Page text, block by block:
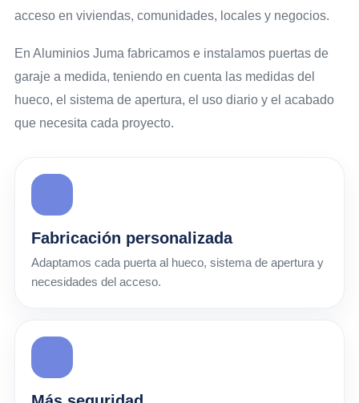
acceso en viviendas, comunidades, locales y negocios.
En Aluminios Juma fabricamos e instalamos puertas de
garaje a medida, teniendo en cuenta las medidas del
hueco, el sistema de apertura, el uso diario y el acabado
que necesita cada proyecto.
Fabricación personalizada
Adaptamos cada puerta al hueco, sistema de apertura y
necesidades del acceso.